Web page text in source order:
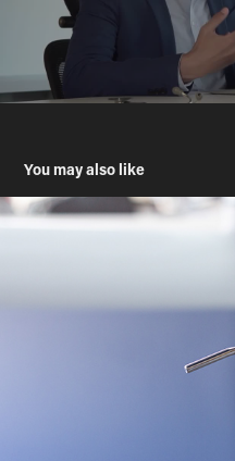
You may also like